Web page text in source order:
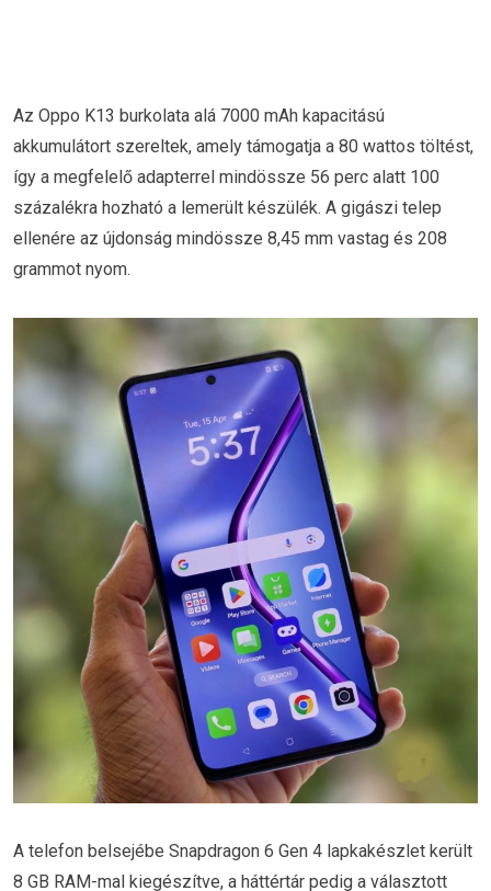
Az Oppo K13 burkolata alá 7000 mAh kapacitású
akkumulátort szereltek, amely támogatja a 80 wattos töltést,
így a megfelelő adapterrel mindössze 56 perc alatt 100
százalékra hozható a lemerült készülék. A gigászi telep
ellenére az újdonság mindössze 8,45 mm vastag és 208
grammot nyom.
A telefon belsejébe Snapdragon 6 Gen 4 lapkakészlet került
8 GB RAM-mal kiegészítve, a háttértár pedig a választott